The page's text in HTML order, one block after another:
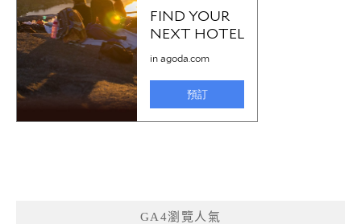
GA4瀏覽人氣